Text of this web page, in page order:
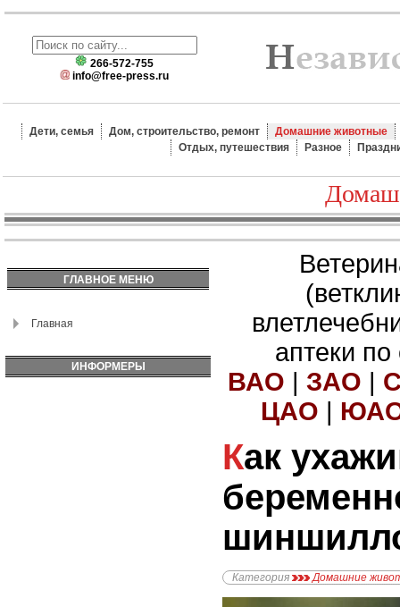
266-572-755
info@free-press.ru
Дети, семья Дом, строительство, ремонт
Домашние животные
Отдых, путешествия
Разное
ГЛАВНОЕ МЕНЮ
Главная
ИНФОРМЕРЫ
аптеки
ВАО | ЗАО |
ЦАО |
Как ухаживать за
Категория Домашние